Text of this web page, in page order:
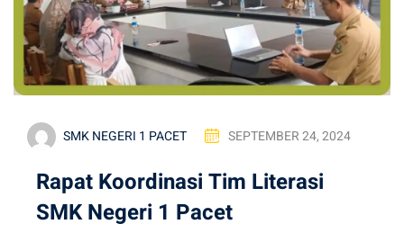
SMK NEGERI 1 PACET SEPTEMBER 24, 2024
Rapat Koordinasi Tim Literasi
SMK Negeri 1 Pacet